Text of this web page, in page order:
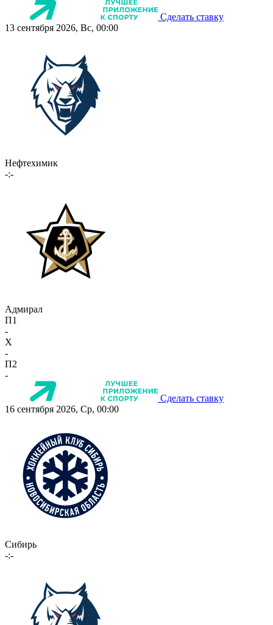
Сделать ставку
13 сентября 2026, Вс, 00:00
Нефтехимик
-:-
Адмирал
П1
-
X
-
П2
-
Сделать ставку
16 сентября 2026, Ср, 00:00
Сибирь
-:-